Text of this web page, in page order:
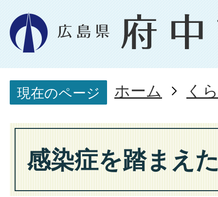
現在のページ ホーム く
感染症を踏まえ